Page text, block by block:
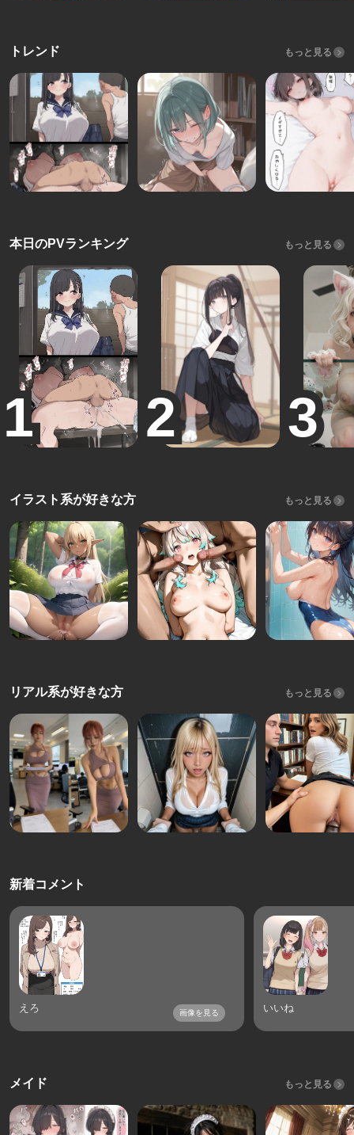
トレンド もっと見る
本日のPVランキング もっと見る
イラスト系が好きな方 もっと見る
リアル系が好きな方 もっと見る
新着コメント
えろ 画像を見る いいね
メイド もっと見る